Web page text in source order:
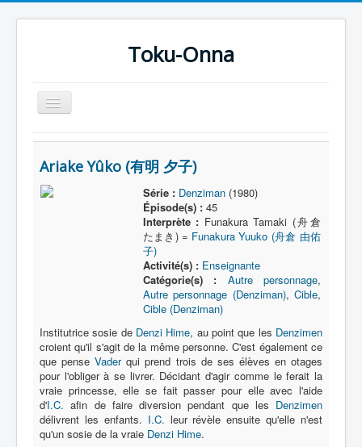
Toku-Onna
Basculer
la
Accueil
Toku-Actrices
Toku-Critiques
Artiste Asperger
Lexique
Denshi sentai Denziman (電子 戦
隊 デンジマン) = Escadron
électronique Denziman
Ariake Yûko (有明 夕子)
Série : Denziman(1980)
Épisode(s) :45
Interprète : Funakura Tamaki (舟倉
たまき) = Funakura Yuuko (舟倉 由佑
子)
Activité(s) : Enseignante
Catégorie(s) :
Autre personnage,
Autre personnage (Denziman), Cible,
Cible (Denziman)
Institutrice sosie de Denzi Hime, au point que les Denzimen
croient qu'il s'agit de la même personne. C'est également ce
que penseVaderqui prend trois de ses élèves en otages
pour l'obliger à se livrer. Décidant d'agir comme le ferait la
vraie princesse, elle se fait passer pour elle avec l'aide
d'I.C. afin de faire diversion pendant que les Denzimen
délivrent les enfants. I.C. leur révèle ensuite qu'elle n'est
qu'un sosie de la vraie Denzi Hime.